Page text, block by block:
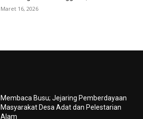
Maret 16, 2026
Membaca Busu; Jejaring Pemberdayaan
Masyarakat Desa Adat dan Pelestarian
Alam